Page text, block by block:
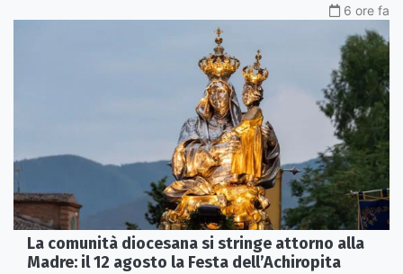
6 ore fa
La comunità diocesana si stringe attorno alla
Madre: il 12 agosto la Festa dell’Achiropita